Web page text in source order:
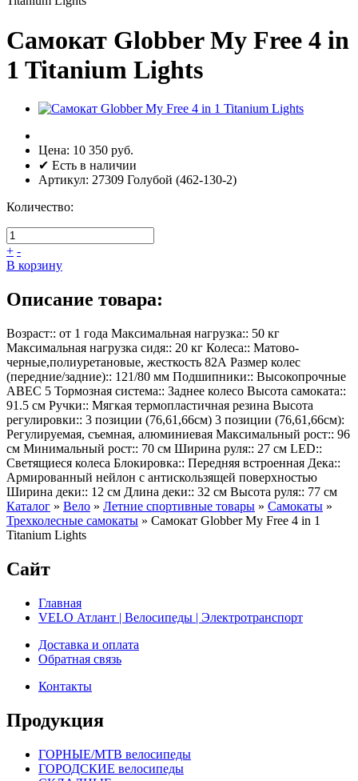
Самокат Globber My Free 4 in
1 Titanium Lights
Цена: 10 350 руб.
✔ Есть в наличии
Артикул: 27309 Голубой (462-130-2)
Количество:
+ -
В корзину
Описание товара:
Возраст:: от 1 года Максимальная нагрузка:: 50 кг
Максимальная нагрузка сидя:: 20 кг Колеса:: Матово-
черные,полиуретановые, жесткость 82А Размер колес
(передние/задние):: 121/80 мм Подшипники:: Высокопрочные
ABEC 5 Тормозная система:: Заднее колесо Высота самоката::
91.5 см Ручки:: Мягкая термопластичная резина Высота
регулировки:: 3 позиции (76,61,66см) 3 позиции (76,61,66см):
Регулируемая, съемная, алюминиевая Максимальный рост:: 96
см Минимальный рост:: 70 см Ширина руля:: 27 см LED::
Светящиеся колеса Блокировка:: Передняя встроенная Дека::
Армированный нейлон с антискользящей поверхностью
Ширина деки:: 12 см Длина деки:: 32 см Высота руля:: 77 см
Каталог » Вело » Летние спортивные товары » Самокаты »
Трехколесные самокаты » Самокат Globber My Free 4 in 1
Titanium Lights
Сайт
Главная
VELO Атлант | Велосипеды | Электротранспорт
Доставка и оплата
Обратная связь
Контакты
Продукция
ГОРНЫЕ/MTB велосипеды
ГОРОДСКИЕ велосипеды